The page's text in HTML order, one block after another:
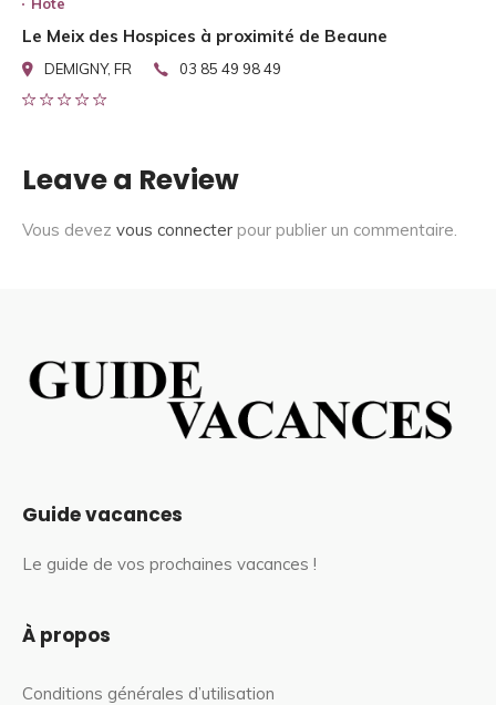
Le Meix des Hospices à proximité de Beaune
DEMIGNY, FR 03 85 49 98 49
Leave a Review
Vous devez vous connecter pour publier un commentaire.
Guide vacances
Le guide de vos prochaines vacances !
À propos
Conditions générales d’utilisation